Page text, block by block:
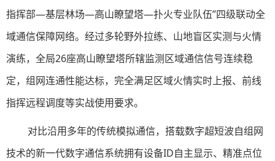
指挥部—基层林场—高山瞭望塔—扑火专业队伍”四级联动全
域通信保障网络。经过多轮野外拉练、山地盲区实测与火情
演练，全局26座高山瞭望塔所辖监测区域通信信号连续稳
定，组网连通性能达标，完全满足区域火情实时上报、前线
指挥远程调度等实战使用要求。
对比沿用多年的传统模拟通信，搭载数字超短波自组网
技术的新一代数字通信系统拥有设备ID自主显示、精准点位